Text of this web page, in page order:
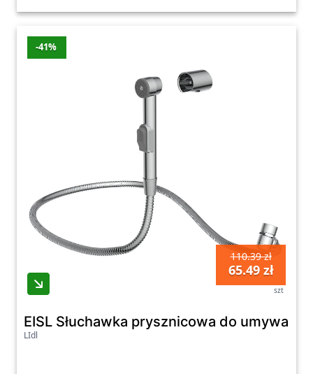
-41%
110.39 zł
65.49 zł
szt
EISL Słuchawka prysznicowa do
LIdl